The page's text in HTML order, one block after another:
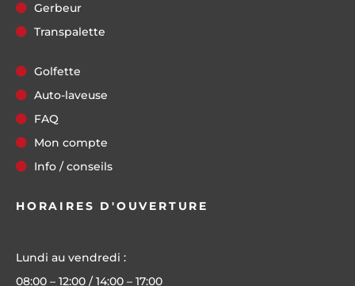
Gerbeur
Transpalette
Golfette
Auto-laveuse
FAQ
Mon compte
Info / conseils
HORAIRES D'OUVERTURE
Lundi au vendredi :
08:00 – 12:00 / 14:00 – 17:00